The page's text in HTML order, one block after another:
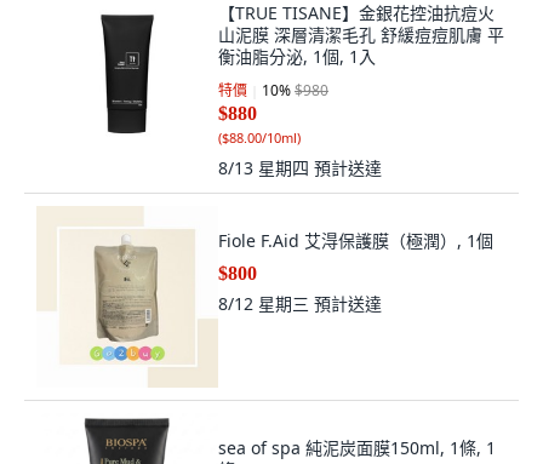
【TRUE TISANE】金銀花控油抗痘火
山泥膜 深層清潔毛孔 舒緩痘痘肌膚 平
衡油脂分泌, 1個, 1入
特價 10%$980
$880
($88.00/10ml)
8/13 星期四 預計送達
Fiole F.Aid 艾淂保護膜（極潤）, 1個
$800
8/12 星期三 預計送達
sea of spa 純泥炭面膜150ml, 1條, 1